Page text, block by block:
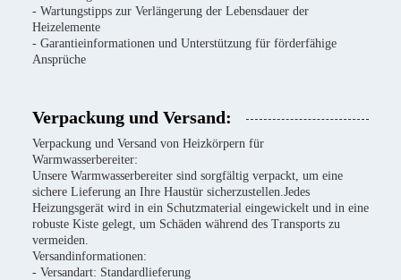
- Wartungstipps zur Verlängerung der Lebensdauer der
Heizelemente
- Garantieinformationen und Unterstützung für förderfähige
Ansprüche
Verpackung und Versand:
Verpackung und Versand von Heizkörpern für
Warmwasserbereiter:
Unsere Warmwasserbereiter sind sorgfältig verpackt, um eine
sichere Lieferung an Ihre Haustür sicherzustellen.Jedes
Heizungsgerät wird in ein Schutzmaterial eingewickelt und in eine
robuste Kiste gelegt, um Schäden während des Transports zu
vermeiden.
Versandinformationen:
- Versandart: Standardlieferung